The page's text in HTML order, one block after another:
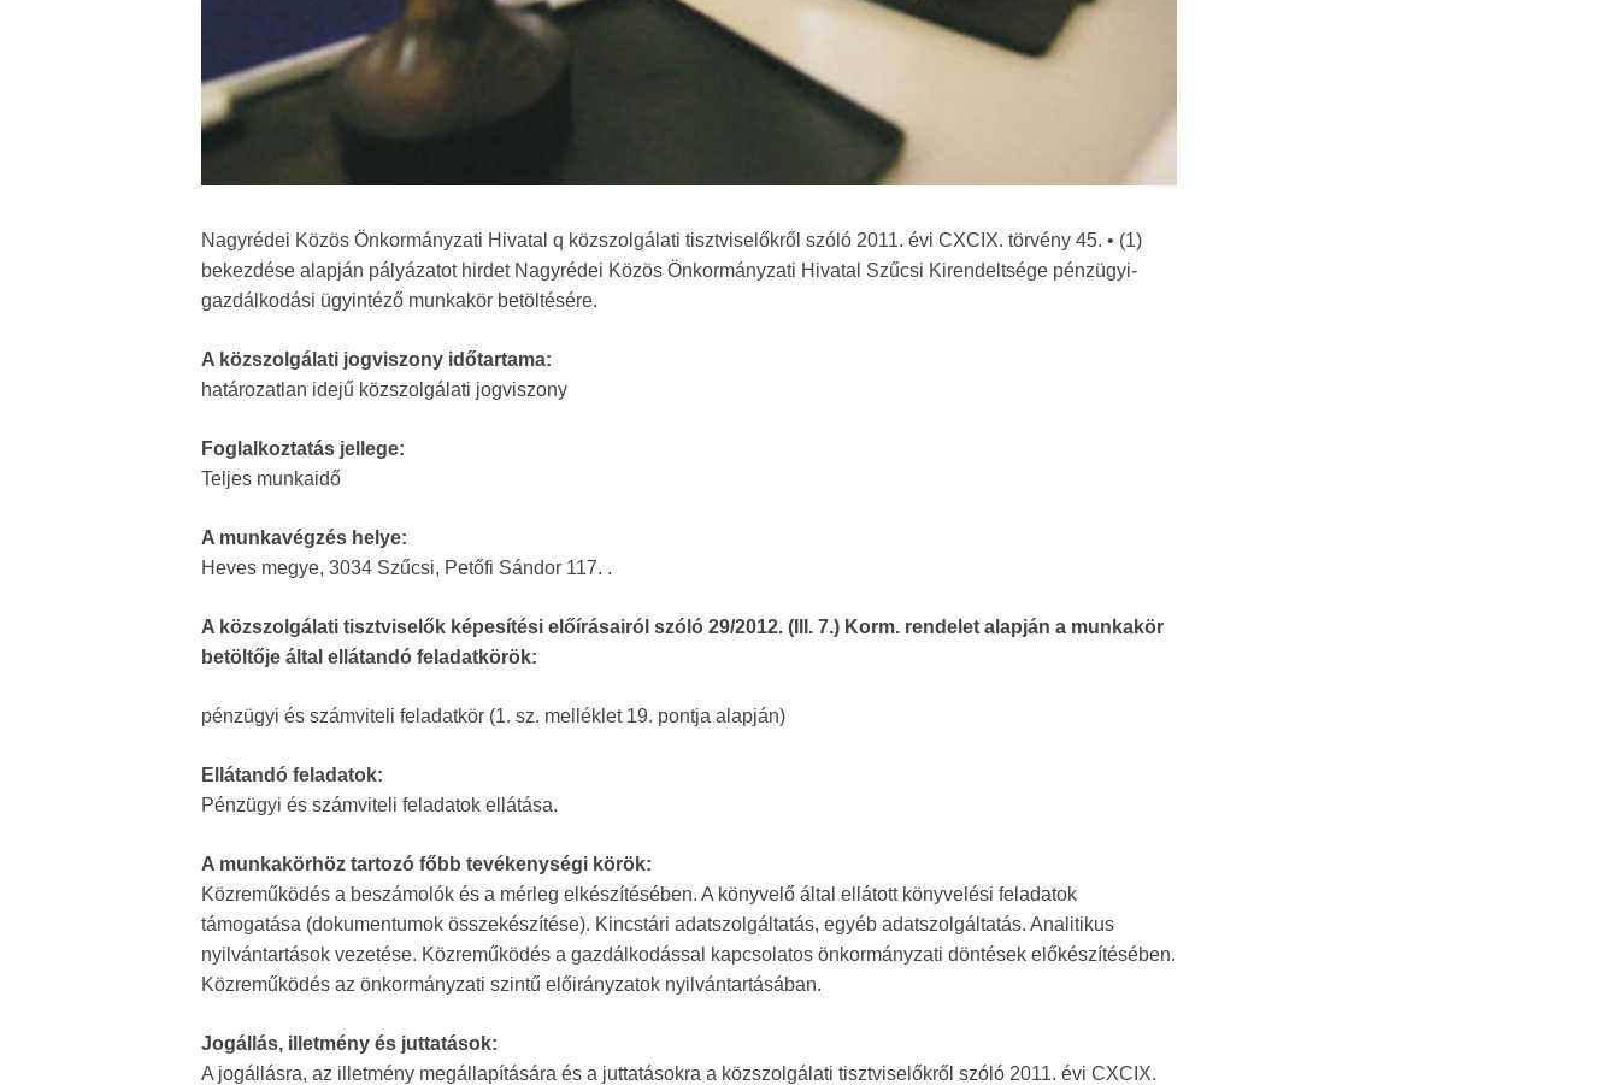
Nagyrédei Közös Önkormányzati Hivatal q közszolgálati tisztviselőkről szóló 2011. évi CXCIX. törvény 45. • (1)
bekezdése alapján pályázatot hirdet Nagyrédei Közös Önkormányzati Hivatal Szűcsi Kirendeltsége pénzügyi-
gazdálkodási ügyintéző munkakör betöltésére.
A közszolgálati jogviszony időtartama:
határozatlan idejű közszolgálati jogviszony
Foglalkoztatás jellege:
Teljes munkaidő
A munkavégzés helye:
Heves megye, 3034 Szűcsi, Petőfi Sándor 117. .
A közszolgálati tisztviselők képesítési előírásairól szóló 29/2012. (III. 7.) Korm. rendelet alapján a munkakör
betöltője által ellátandó feladatkörök:
pénzügyi és számviteli feladatkör (1. sz. melléklet 19. pontja alapján)
Ellátandó feladatok:
Pénzügyi és számviteli feladatok ellátása.
A munkakörhöz tartozó főbb tevékenységi körök:
Közreműködés a beszámolók és a mérleg elkészítésében. A könyvelő által ellátott könyvelési feladatok
támogatása (dokumentumok összekészítése). Kincstári adatszolgáltatás, egyéb adatszolgáltatás. Analitikus
nyilvántartások vezetése. Közreműködés a gazdálkodással kapcsolatos önkormányzati döntések előkészítésében.
Közreműködés az önkormányzati szintű előirányzatok nyilvántartásában.
Jogállás, illetmény és juttatások:
A jogállásra, az illetmény megállapítására és a juttatásokra a közszolgálati tisztviselőkről szóló 2011. évi CXCIX.